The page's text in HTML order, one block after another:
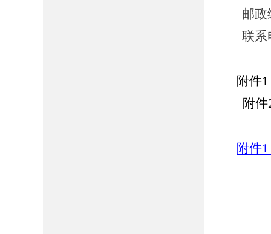
邮政
联系
附件
附
附件